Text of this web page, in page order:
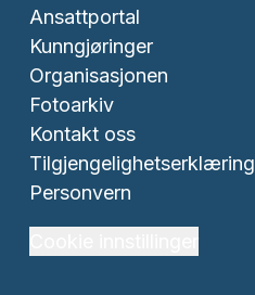
Ansattportal
Kunngjøringer
Organisasjonen
Fotoarkiv
Kontakt oss
Tilgjengelighetserklæring
Personvern